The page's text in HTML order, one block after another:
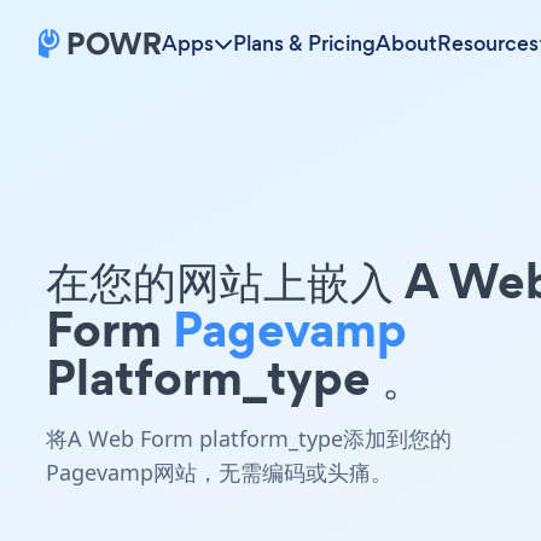
Apps Plans & PricingAboutResources
在您的网站上嵌入 A
Form Pagevamp
Platform_type 。
将A Web Form platform_type添加到您的
Pagevamp网站，无需编码或头痛。